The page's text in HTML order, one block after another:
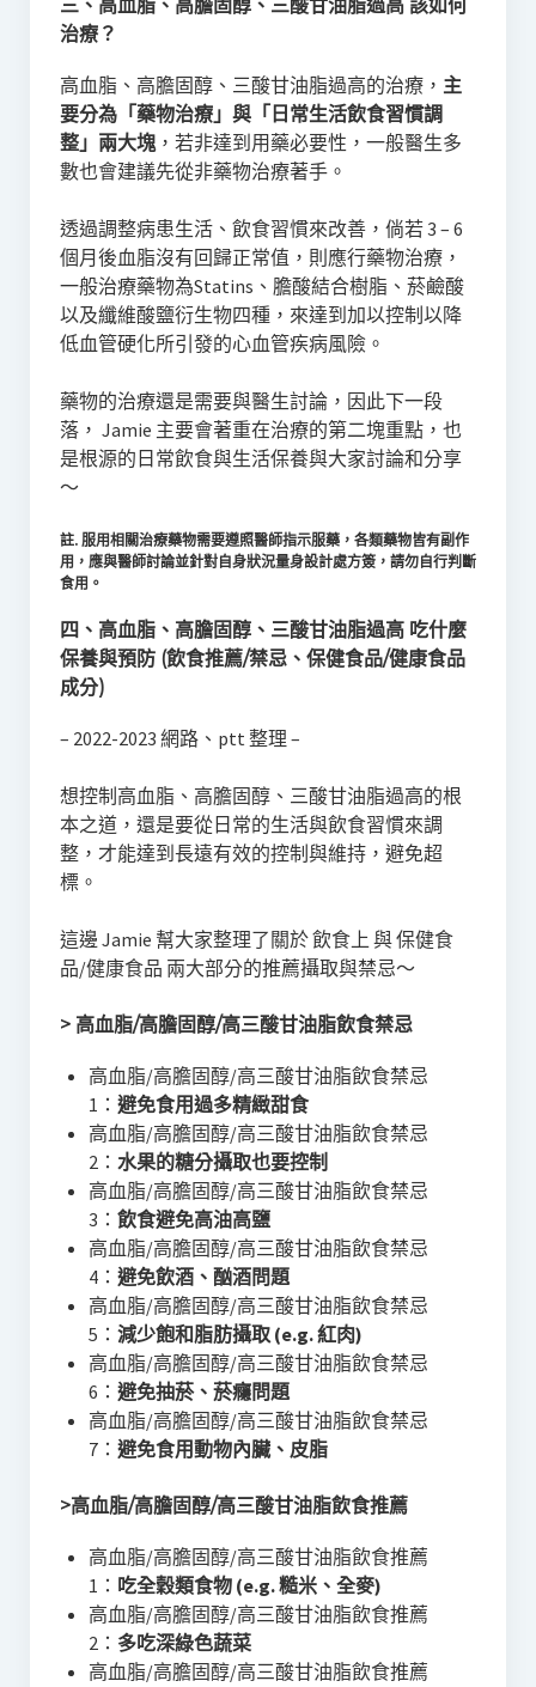
三、高血脂、高膽固醇、三酸甘油脂過高 該如何
治療？
高血脂、高膽固醇、三酸甘油脂過高的治療， 主
要分為「藥物治療」與「日常生活飲食習慣調
整」兩大塊，若非達到用藥必要性，一般醫生多
數也會建議先從非藥物治療著手。
透過調整病患生活、飲食習慣來改善，倘若 3 – 6
個月後血脂沒有回歸正常值，則應行藥物治療，
一般治療藥物為Statins、膽酸結合樹脂、菸鹼酸
以及纖維酸鹽衍生物四種，來達到加以控制以降
低血管硬化所引發的心血管疾病風險。
藥物的治療還是需要與醫生討論，因此下一段
落， Jamie 主要會著重在治療的第二塊重點，也
是根源的日常飲食與生活保養與大家討論和分享
～
註. 服用相關治療藥物需要遵照醫師指示服藥，各類藥物皆有副作
用，應與醫師討論並針對自身狀況量身設計處方簽，請勿自行判斷
食用。
四、高血脂、高膽固醇、三酸甘油脂過高 吃什麼
保養與預防 (飲食推薦/禁忌、保健食品/健康食品
成分)
– 2022-2023 網路、ptt 整理 –
想控制高血脂、高膽固醇、三酸甘油脂過高的根
本之道，還是要從日常的生活與飲食習慣來調
整，才能達到長遠有效的控制與維持，避免超
標。
這邊 Jamie 幫大家整理了關於 飲食上 與 保健食
品/健康食品 兩大部分的推薦攝取與禁忌～
> 高血脂/高膽固醇/高三酸甘油脂飲食禁忌
高血脂/高膽固醇/高三酸甘油脂飲食禁忌
1： 避免食用過多精緻甜食
高血脂/高膽固醇/高三酸甘油脂飲食禁忌
2： 水果的糖分攝取也要控制
高血脂/高膽固醇/高三酸甘油脂飲食禁忌
3： 飲食避免高油高鹽
高血脂/高膽固醇/高三酸甘油脂飲食禁忌
4： 避免飲酒、酗酒問題
高血脂/高膽固醇/高三酸甘油脂飲食禁忌
5： 減少飽和脂肪攝取 (e.g. 紅肉)
高血脂/高膽固醇/高三酸甘油脂飲食禁忌
6： 避免抽菸、菸癮問題
高血脂/高膽固醇/高三酸甘油脂飲食禁忌
7： 避免食用動物內臟、皮脂
>高血脂/高膽固醇/高三酸甘油脂飲食推薦
高血脂/高膽固醇/高三酸甘油脂飲食推薦
1： 吃全穀類食物 (e.g. 糙米、全麥)
高血脂/高膽固醇/高三酸甘油脂飲食推薦
2： 多吃深綠色蔬菜
高血脂/高膽固醇/高三酸甘油脂飲食推薦